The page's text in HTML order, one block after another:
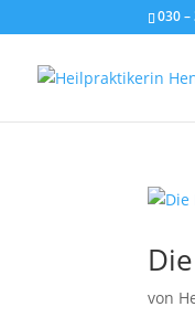
030 –
von